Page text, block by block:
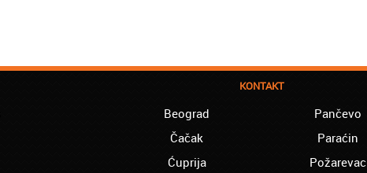
KONTAKT
Beograd
Čačak
Ćuprija
Pančevo
Paraćin
Požarevac